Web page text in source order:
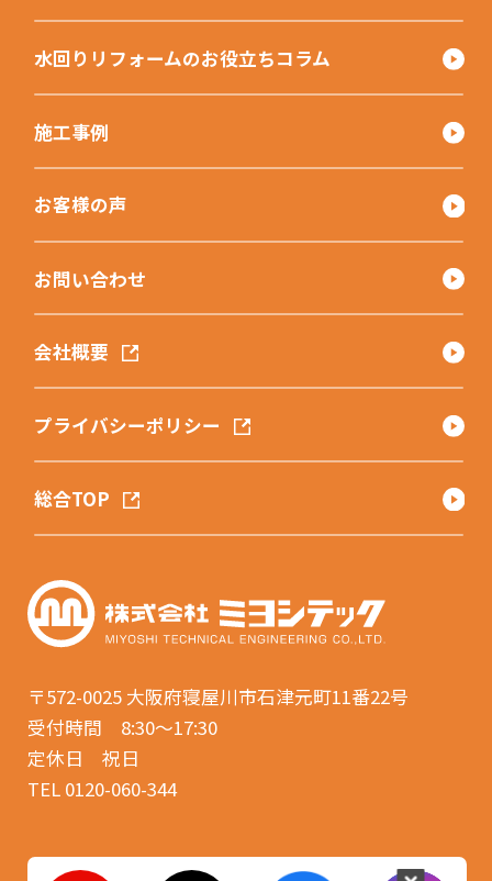
〒572-0025 大阪府寝屋川市石津元町11番22号
受付時間 8:30〜17:30
定休日 祝日
TEL 0120-060-344
水回りリフォームのお役立ちコラム
施工事例
お客様の声
お問い合わせ
会社概要
プライバシーポリシー
総合TOP